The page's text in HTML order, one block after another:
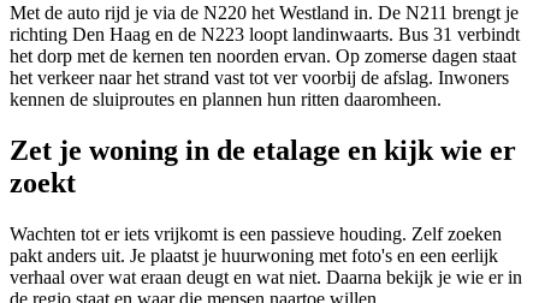
Met de auto rijd je via de N220 het Westland in. De N211 brengt je
richting Den Haag en de N223 loopt landinwaarts. Bus 31 verbindt
het dorp met de kernen ten noorden ervan. Op zomerse dagen staat
het verkeer naar het strand vast tot ver voorbij de afslag. Inwoners
kennen de sluiproutes en plannen hun ritten daaromheen.
Zet je woning in de etalage en kijk wie er
zoekt
Wachten tot er iets vrijkomt is een passieve houding. Zelf zoeken
pakt anders uit. Je plaatst je huurwoning met foto's en een eerlijk
verhaal over wat eraan deugt en wat niet. Daarna bekijk je wie er in
de regio staat en waar die mensen naartoe willen.